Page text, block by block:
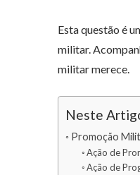
Esta questão é
militar.
militar merece.
Neste
Promoção
Ação de
Ação de